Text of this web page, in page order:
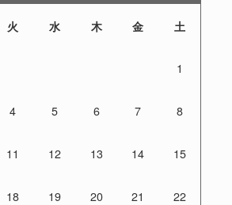
火 水 木 金 土
1
4 5 6 7 8
11 12 13 14 15
18 19 20 21 22